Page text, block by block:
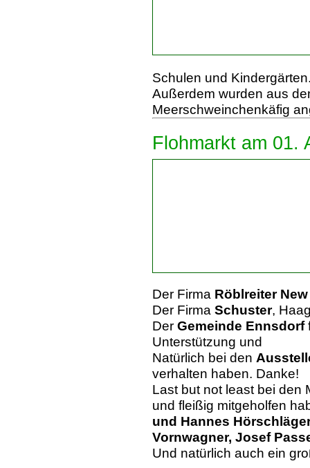
Schulen und
Außerdem wurden aus
Meerschweinchenkäfig
Flohmarkt am 01.
Der Firma Röblreiter
Der Firma Schuster,
Der Gemeinde Ennsdorf
Unterstützung und
Natürlich bei den
verhalten haben. Danke!
Last but not least bei den
und fleißig mitgeholfen
und Hannes
Vornwagner, Josef
Und natürlich auch ein